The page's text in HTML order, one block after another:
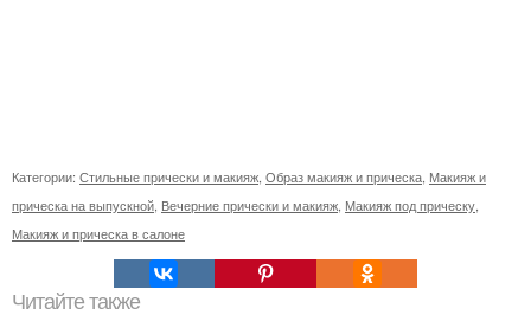
Категории: Стильные прически и макияж Образ макияж и прическа Макияж и
прическа на выпускной Вечерние прически и макияж Макияж под прическу
Макияж и прическа в салоне
Читайте также